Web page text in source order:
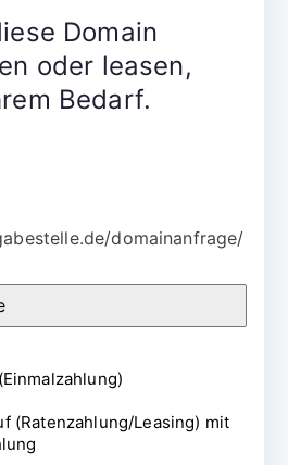
Domain
oder leasen,
Bedarf.
domainanfrage/
(Ratenzahlung/Leasing) mit